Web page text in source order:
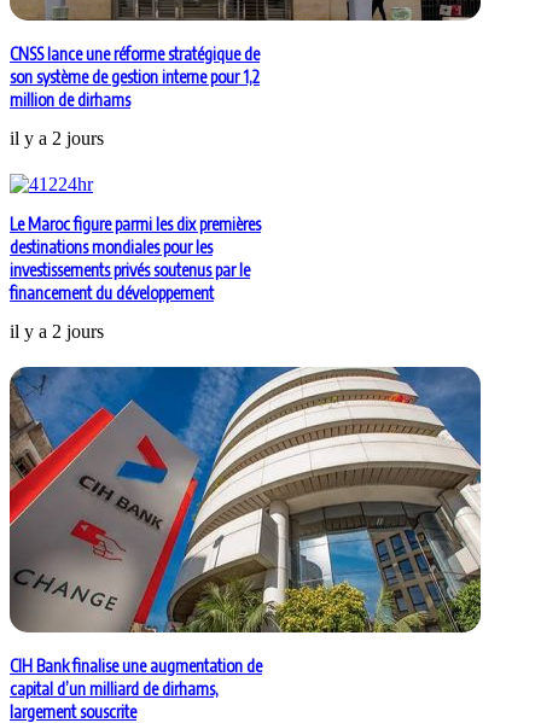
CNSS lance une réforme stratégique de
son système de gestion interne pour 1,2
million de dirhams
il y a 2 jours
Le Maroc figure parmi les dix premières
destinations mondiales pour les
investissements privés soutenus par le
financement du développement
il y a 2 jours
CIH Bank finalise une augmentation de
capital d’un milliard de dirhams,
largement souscrite